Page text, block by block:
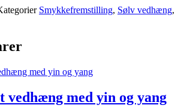
Smykkefremstilling, Sølv vedhæng,
vedhæng med yin og yang